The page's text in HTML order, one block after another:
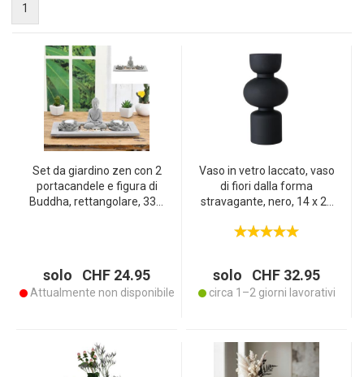
1
Set da giardino zen con 2
portacandele e figura di
Buddha, rettangolare, 33 x
solo CHF 24.95
Attualmente non disponibile
Vaso in vetro laccato, vaso
di fiori dalla forma
stravagante, nero, 14 x 29
solo CHF 32.95
circa 1–2 giorni lavorativi